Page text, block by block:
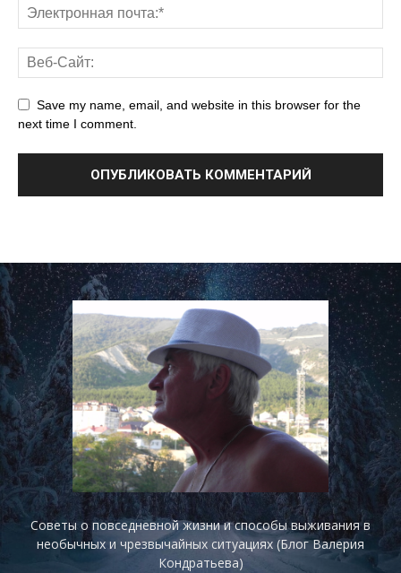
Save my name, email, and website in this browser for the
next time I comment.
Советы о повседневной жизни и способы выживания в
необычных и чрезвычайных ситуациях (Блог Валерия
Кондратьева)